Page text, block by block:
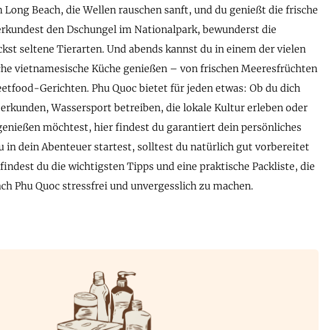
Long Beach, die Wellen rauschen sanft, und du genießt die frische
den Dschungel im Nationalpark, bewunderst die
seltene Tierarten. Und abends kannst du in einem der vielen
vietnamesische Küche genießen – von frischen Meeresfrüchten
Gerichten. Phu Quoc bietet für jeden etwas: Ob du dich
Wassersport betreiben, die lokale Kultur erleben oder
möchtest, hier findest du garantiert dein persönliches
in dein Abenteuer startest, solltest du natürlich gut vorbereitet
du die wichtigsten Tipps und eine praktische Packliste, die
Phu Quoc stressfrei und unvergesslich zu machen.